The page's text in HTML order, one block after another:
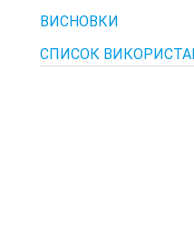
ВИСНОВКИ
СПИСОК